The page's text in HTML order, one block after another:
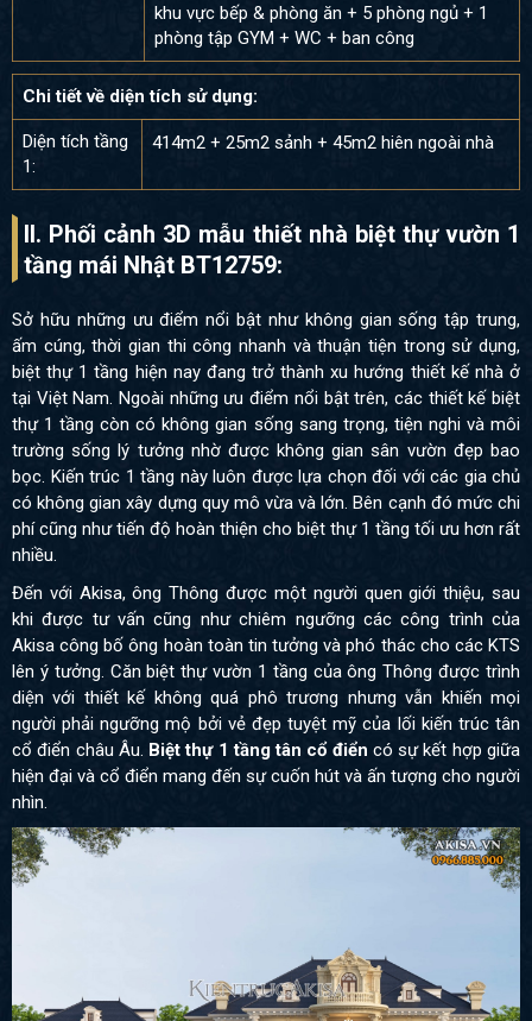
khu vực bếp & phòng ăn + 5 phòng ngủ + 1
phòng tập GYM + WC + ban công
Chi tiết về diện tích sử dụng:
Diện tích tầng
1:
414m2 + 25m2 sảnh + 45m2 hiên ngoài nhà
II. Phối cảnh 3D mẫu thiết nhà biệt thự vườn 1
tầng mái Nhật BT12759:
Sở hữu những ưu điểm nổi bật như không gian sống tập trung,
ấm cúng, thời gian thi công nhanh và thuận tiện trong sử dụng,
biệt thự 1 tầng hiện nay đang trở thành xu hướng thiết kế nhà ở
tại Việt Nam. Ngoài những ưu điểm nổi bật trên, các thiết kế biệt
thự 1 tầng còn có không gian sống sang trọng, tiện nghi và môi
trường sống lý tưởng nhờ được không gian sân vườn đẹp bao
bọc. Kiến trúc 1 tầng này luôn được lựa chọn đối với các gia chủ
có không gian xây dựng quy mô vừa và lớn. Bên cạnh đó mức chi
phí cũng như tiến độ hoàn thiện cho biệt thự 1 tầng tối ưu hơn rất
nhiều.
Đến với Akisa, ông Thông được một người quen giới thiệu, sau
khi được tư vấn cũng như chiêm ngưỡng các công trình của
Akisa công bố ông hoàn toàn tin tưởng và phó thác cho các KTS
lên ý tưởng. Căn biệt thự vườn 1 tầng của ông Thông được trình
diện với thiết kế không quá phô trương nhưng vẫn khiến mọi
người phải ngưỡng mộ bởi vẻ đẹp tuyệt mỹ của lối kiến trúc tân
cổ điển châu Âu. Biệt thự 1 tầng tân cổ điển có sự kết hợp giữa
hiện đại và cổ điển mang đến sự cuốn hút và ấn tượng cho người
nhìn.